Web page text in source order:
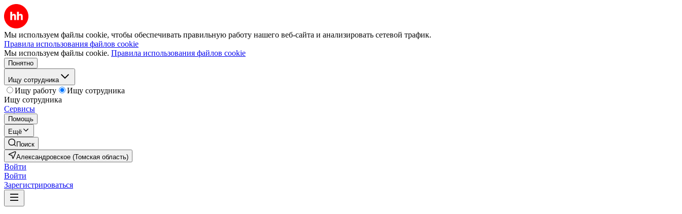
Мы используем файлы cookie, чтобы обеспечивать правильную работу нашего веб-сайта и анализировать сетевой трафик.
Правила использования файлов cookie
Мы используем файлы cookie. Правила использования файлов cookie
Понятно
Ищу сотрудника
Ищу работу
Ищу сотрудника
Ищу сотрудника
Сервисы
Помощь
Ещё
Поиск
Александровское (Томская область)
Войти
Войти
Зарегистрироваться